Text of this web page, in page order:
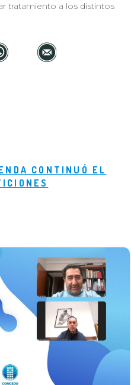
tratamiento a los distintos
CONTINUÓ EL